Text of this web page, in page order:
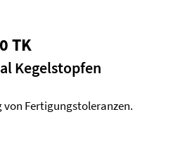
TK
Kegelstopfen
Fertigungstoleranzen.